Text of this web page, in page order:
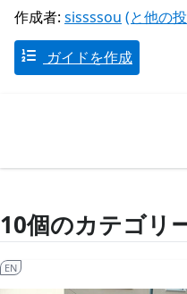
作成者: sissssou (と他の
ガイドを作成
10個のカテゴリ
EN